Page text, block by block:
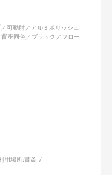
可動肘／アルミポリッシュ
座同色／ブラック／フロー
用場所:書斎